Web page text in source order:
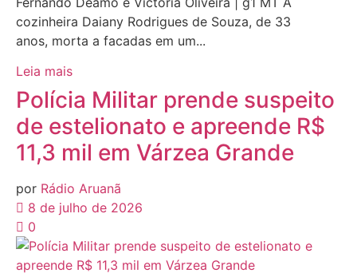
cozinheira Daiany Rodrigues de Souza, de 33
anos, morta a facadas em um...
Leia mais
Polícia Militar prende suspeito
de estelionato e apreende R$
11,3 mil em Várzea Grande
por Rádio Aruanã
8 de julho de 2026
0